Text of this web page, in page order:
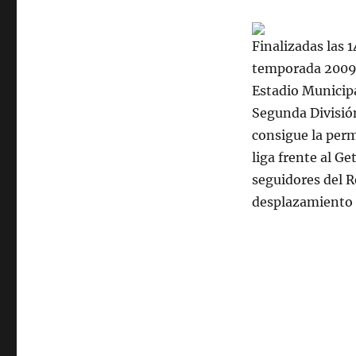
Finalizadas las
temporada
Estadio
Segunda
consigue la
liga frente al
seguidores del
desplazamiento